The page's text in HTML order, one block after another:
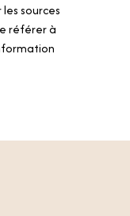
sources
référer à